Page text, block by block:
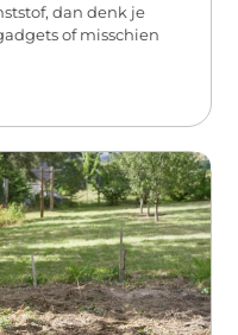
dan denk je
of misschien